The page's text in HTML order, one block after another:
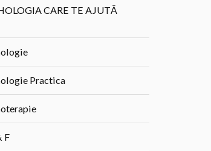
CARE TE AJUTĂ
Practica
F